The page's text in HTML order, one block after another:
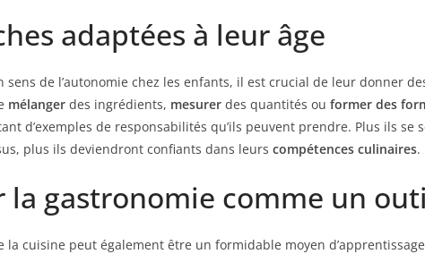
adaptées à leur âge
sens de l’autonomie chez les enfants, il est crucial de leur donner
mélanger des ingrédients, mesurer des quantités ou former des
d’exemples de responsabilités qu’ils peuvent prendre. Plus ils se
plus ils deviendront confiants dans leurs compétences culinaires.
la gastronomie comme un
la cuisine peut également être un formidable moyen